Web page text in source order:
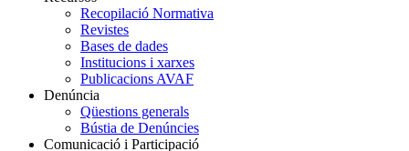
Recopilació Normativa
Revistes
Bases de dades
Institucions i xarxes
Publicacions AVAF
Denúncia
Qüestions generals
Bústia de Denúncies
Comunicació i Participació